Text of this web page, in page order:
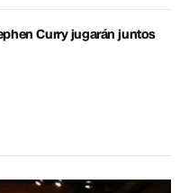
Curry jugarán juntos